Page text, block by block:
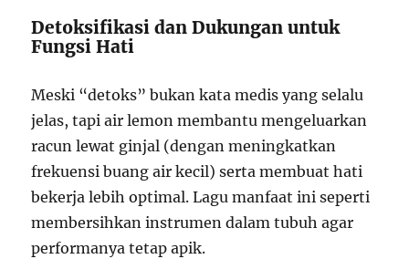
Detoksifikasi dan Dukungan untuk
Fungsi Hati
Meski “detoks” bukan kata medis yang selalu
jelas, tapi air lemon membantu mengeluarkan
racun lewat ginjal (dengan meningkatkan
frekuensi buang air kecil) serta membuat hati
bekerja lebih optimal. Lagu manfaat ini seperti
membersihkan instrumen dalam tubuh agar
performanya tetap apik.